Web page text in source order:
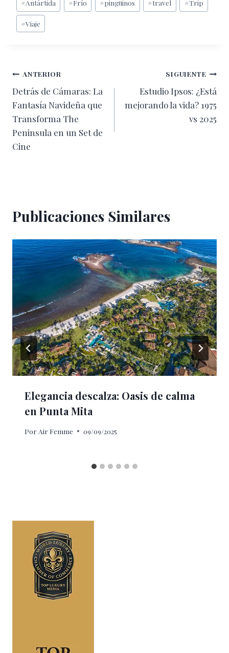
de
la
#Antártida #Frío #pingüinos #travel #Trip
#Viaje
Navegación
de
entradas
ANTERIOR
Detrás de Cámaras: La
Fantasía Navideña que
Transforma The
Peninsula en un Set de
Cine
SIGUIENTE
Estudio Ipsos: ¿Está
mejorando la vida? 1975
vs 2025
Publicaciones Similares
Elegancia descalza: Oasis de calma
en Punta Mita
Por Air Femme 09/09/2025